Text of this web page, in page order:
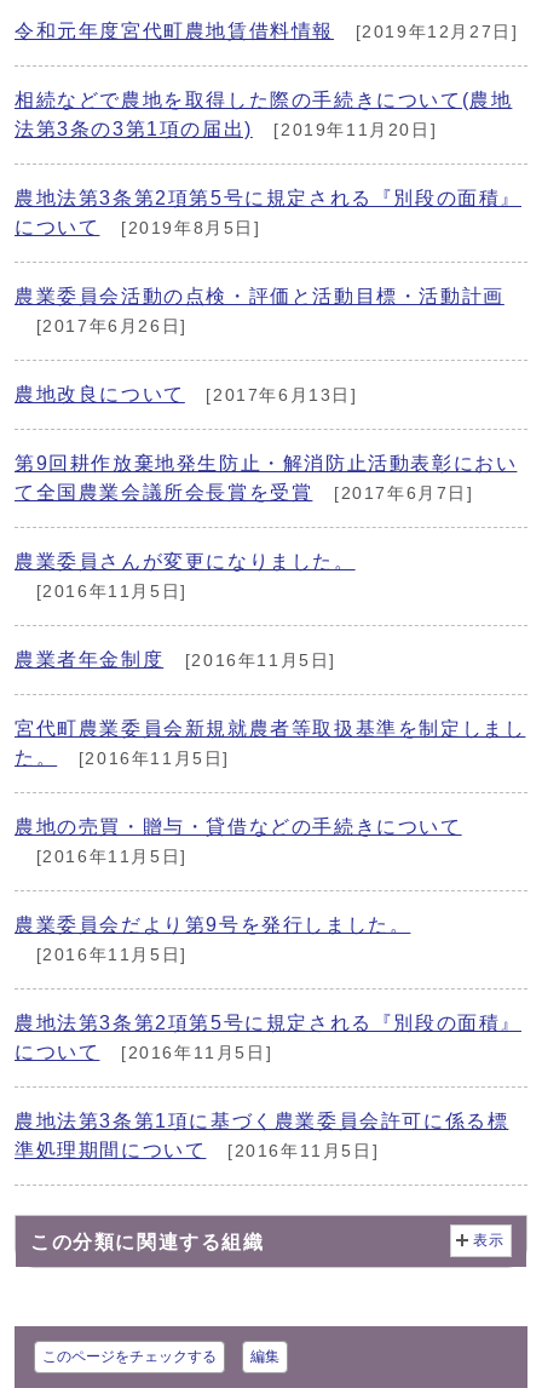
令和元年度宮代町農地賃借料情報 [2019年12月27日]
相続などで農地を取得した際の手続きについて(農地
法第3条の3第1項の届出)
[2019年11月20日]
農地法第3条第2項第5号に規定される『別段の面積』
について
[2019年8月5日]
農業委員会活動の点検・評価と活動目標・活動計画
[2017年6月26日]
農地改良について [2017年6月13日]
第9回耕作放棄地発生防止・解消防止活動表彰におい
て全国農業会議所会長賞を受賞
[2017年6月7日]
農業委員さんが変更になりました。
[2016年11月5日]
農業者年金制度 [2016年11月5日]
宮代町農業委員会新規就農者等取扱基準を制定しまし
た。
[2016年11月5日]
農地の売買・贈与・貸借などの手続きについて
[2016年11月5日]
農業委員会だより第9号を発行しました。
[2016年11月5日]
農地法第3条第2項第5号に規定される『別段の面積』
について
[2016年11月5日]
農地法第3条第1項に基づく農業委員会許可に係る標
準処理期間について
[2016年11月5日]
この分類に関連する組織 表示
このページをチェックする 編集